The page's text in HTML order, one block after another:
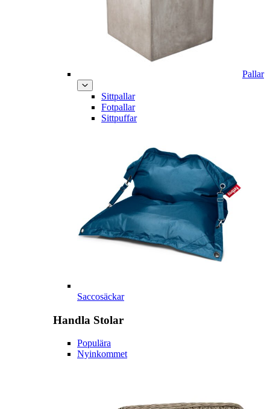
Pallar
Sittpallar
Fotpallar
Sittpuffar
Saccosäckar
Handla Stolar
Populära
Nyinkommet